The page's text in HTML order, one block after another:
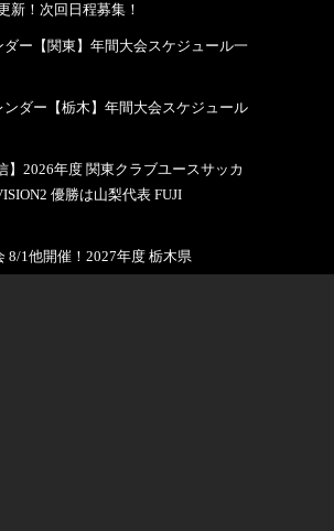
新！次回日程募集！
ー【関東】年間大会スケジュール一
ダー【栃木】年間大会スケジュール
】2026年度 関東クラブユースサッカ
優勝は山梨代表 FUJI
8/1他開催！2027年度 栃木県